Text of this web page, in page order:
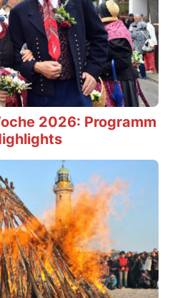
2026: Programm